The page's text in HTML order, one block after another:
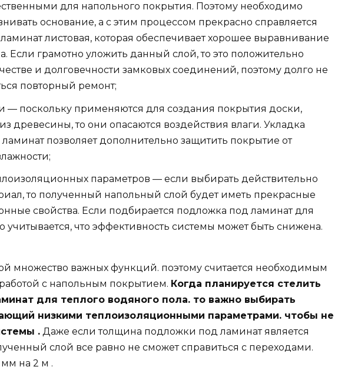
для напольного покрытия. Поэтому необходимо
основание, а с этим процессом прекрасно справляется
листовая, которая обеспечивает хорошее выравнивание
Если грамотно уложить данный слой, то это положительно
и долговечности замковых соединений, поэтому долго не
повторный ремонт;
— поскольку применяются для создания покрытия доски,
древесины, то они опасаются воздействия влаги. Укладка
позволяет дополнительно защитить покрытие от
параметров — если выбирать действительно
то полученный напольный слой будет иметь прекрасные
свойства. Если подбирается подложка под ламинат для
учитывается, что эффективность системы может быть снижена.
множество важных функций. поэтому считается необходимым
с напольным покрытием. Когда планируется стелить
для теплого водяного пола. то важно выбирать
низкими теплоизоляционными параметрами. чтобы не
. Даже если толщина подложки под ламинат является
слой все равно не сможет справиться с переходами.
на 2 м .